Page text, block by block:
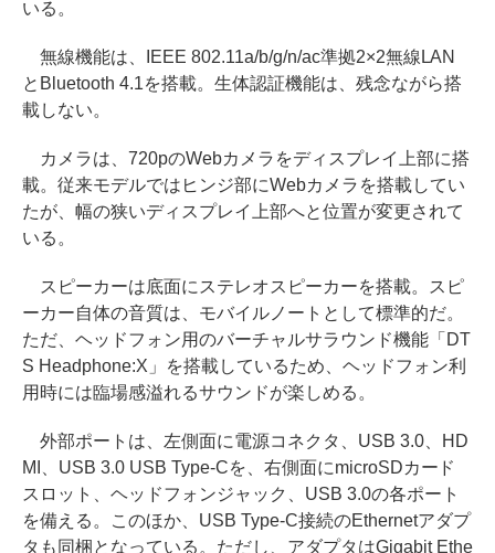
いる。
無線機能は、IEEE 802.11a/b/g/n/ac準拠2×2無線LAN
とBluetooth 4.1を搭載。生体認証機能は、残念ながら搭
載しない。
カメラは、720pのWebカメラをディスプレイ上部に搭
載。従来モデルではヒンジ部にWebカメラを搭載してい
たが、幅の狭いディスプレイ上部へと位置が変更されて
いる。
スピーカーは底面にステレオスピーカーを搭載。スピ
ーカー自体の音質は、モバイルノートとして標準的だ。
ただ、ヘッドフォン用のバーチャルサラウンド機能「DT
S Headphone:X」を搭載しているため、ヘッドフォン利
用時には臨場感溢れるサウンドが楽しめる。
外部ポートは、左側面に電源コネクタ、USB 3.0、HD
MI、USB 3.0 USB Type-Cを、右側面にmicroSDカード
スロット、ヘッドフォンジャック、USB 3.0の各ポート
を備える。このほか、USB Type-C接続のEthernetアダプ
タも同梱となっている。ただし、アダプタはGigabit Ethe